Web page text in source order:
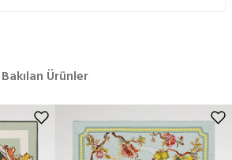
Ürünler